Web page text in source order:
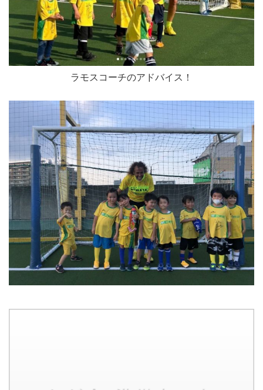
ラモスコーチのアドバイス！